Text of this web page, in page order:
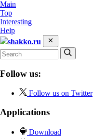
Main
Top
Interesting
Help
shakko.ru
Follow us:
Follow us on Twitter
Applications
Download